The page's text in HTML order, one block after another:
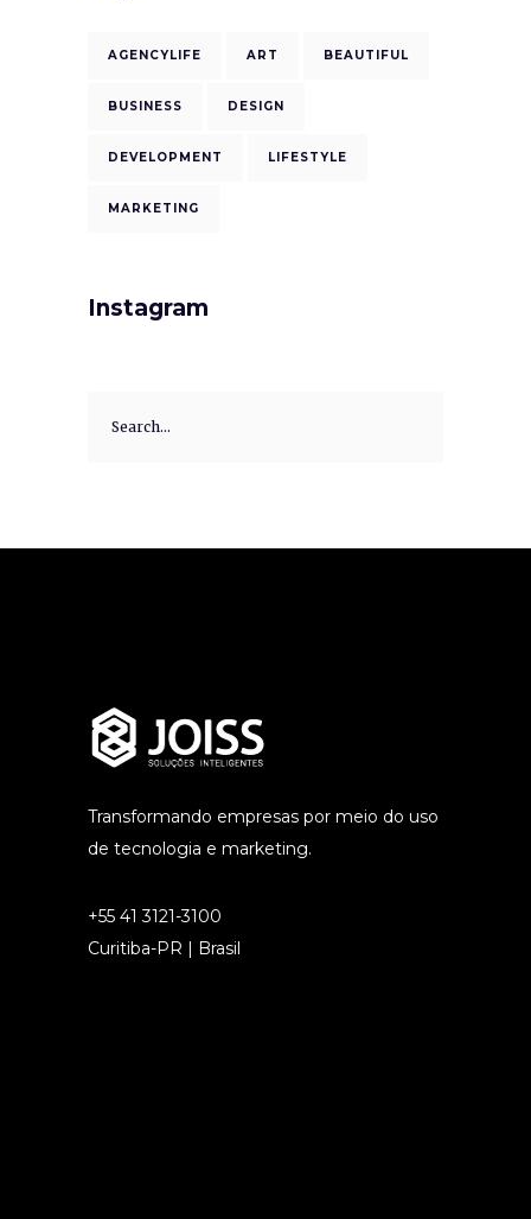
AGENCYLIFE ART BEAUTIFUL
BUSINESS DESIGN
DEVELOPMENT LIFESTYLE
MARKETING
Instagram
for:
Transformando empresas por meio do uso
de tecnologia e marketing.
+55 41 3121-3100
Curitiba-PR | Brasil